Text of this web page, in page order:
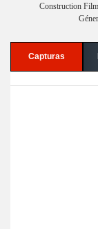
Construction
Capturas